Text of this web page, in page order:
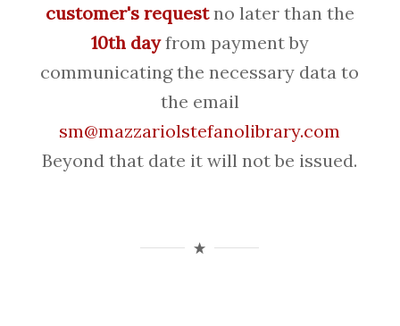
customer's requestno later than the
10th dayfrom payment by
communicating the necessary data to
the email
sm@mazzariolstefanolibrary.com
Beyond that date it will not be issued.